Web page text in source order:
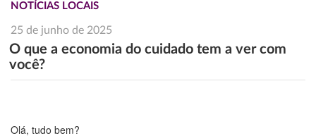
NOTÍCIAS LOCAIS
25 de junho de 2025
O que a economia do cuidado tem a ver com
você?
Olá, tudo bem?